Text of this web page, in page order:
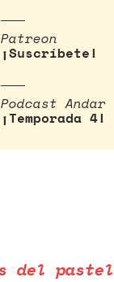
Patreon
¡Suscríbete!
Podcast Andar
¡Temporada 4!
del pastel